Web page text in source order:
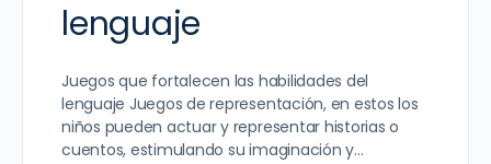
lenguaje
Juegos que fortalecen las habilidades del
lenguaje Juegos de representación, en estos los
niños pueden actuar y representar historias o
cuentos, estimulando su imaginación y…